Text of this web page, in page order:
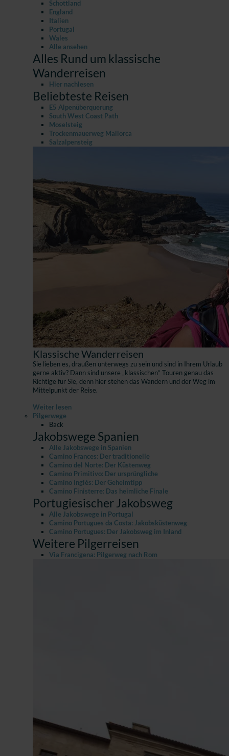
Schottland
England
Italien
Portugal
Wales
Alle ansehen
Alles Rund um klassische
Wanderreisen
Hier nachlesen
Beliebteste Reisen
E5 Alpenüberquerung
South West Coast Path
Moselsteig
Trockenmauerweg Mallorca
Salzalpensteig
Klassische Wanderreisen
Sie lieben es, draußen unterwegs zu sein und sind in Ihrem Urlaub
gerne aktiv? Dann sind unsere „klassischen“ Touren genau das
Richtige für Sie, denn hier stehen das Wandern und der Weg im
Mittelpunkt der Reise.
Weiter lesen
Pilgerwege
Back
Jakobswege Spanien
Alle Jakobswege in Spanien
Camino Frances: Der traditionelle
Camino del Norte: Der Küstenweg
Camino Primitivo: Der ursprüngliche
Camino Inglés: Der Geheimtipp
Camino Finisterre: Das heimliche Finale
Portugiesischer Jakobsweg
Alle Jakobswege in Portugal
Camino Portugues da Costa: Jakobsküstenweg
Camino Portugues: Der Jakobsweg im Inland
Weitere Pilgerreisen
Via Francigena: Pilgerweg nach Rom